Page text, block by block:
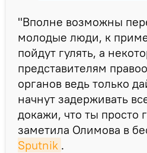
"Вполне возможны
молодые люди, к
пойдут гулять, а
представителям
органов ведь только
начнут задерживать
докажи, что ты просто
заметила Олимова в
Sputnik .